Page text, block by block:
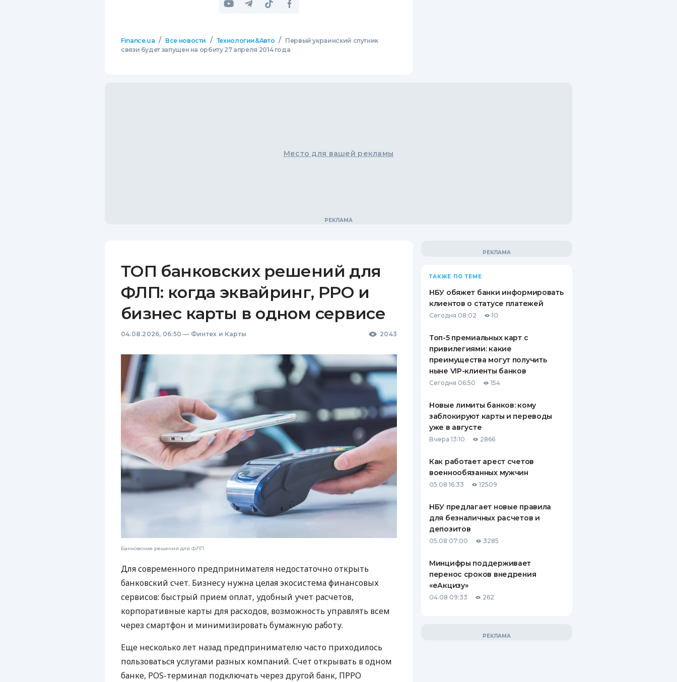
Finance.ua / Все новости / Технологии&Авто /
Первый украинский спутник
связи будет запущен на орбиту 27 апреля 2014 года
Место для вашей рекламы
ТОП банковских решений для
ФЛП: когда эквайринг, РРО и
бизнес карты в одном сервисе
04.08.2026, 06:50 — Финтех и Карты 2043
Банковские решения для ФЛП
Для современного предпринимателя недостаточно открыть
банковский счет. Бизнесу нужна целая экосистема финансовых
сервисов: быстрый прием оплат, удобный учет расчетов,
корпоративные карты для расходов, возможность управлять всем
через смартфон и минимизировать бумажную работу.
Еще несколько лет назад предпринимателю часто приходилось
пользоваться услугами разных компаний. Счет открывать в одном
банке, POS-терминал подключать через другой банк, ПРРО
ТАКЖЕ ПО ТЕМЕ
НБУ обяжет банки информировать
клиентов о статусе платежей
Сегодня 08:02 10
Топ-5 премиальных карт с
привилегиями: какие
преимущества могут получить
ныне VIP-клиенты банков
Сегодня 06:50 154
Новые лимиты банков: кому
заблокируют карты и переводы
уже в августе
Вчера 13:10 2866
Как работает арест счетов
военнообязанных мужчин
05.08 16:33 12509
НБУ предлагает новые правила
для безналичных расчетов и
депозитов
05.08 07:00 3285
Минцифры поддерживает
перенос сроков внедрения
«еАкцизу»
04.08 09:33 262